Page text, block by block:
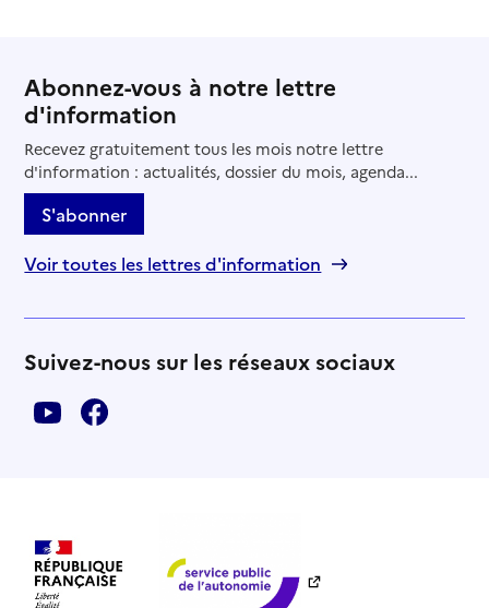
Abonnez-vous à notre lettre
d'information
Recevez gratuitement tous les mois notre lettre
d'information : actualités, dossier du mois, agenda...
S'abonner
Voir toutes les lettres d'information
Suivez-nous sur les réseaux sociaux